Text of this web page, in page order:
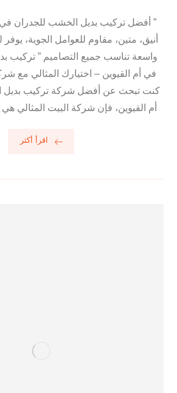
” أفضل تركيب بديل الخشب للجدران في
أنيق، متين، مقاوم للعوامل الجوية،
واسعة تناسب جميع التصاميم ” تركيب
في أم القيوين – اختيارك المثالي مع
كنت تبحث عن أفضل شركة تركيب بديل
أم القيوين، فإن شركة البيت المثالي هي
اقرأ أكثر